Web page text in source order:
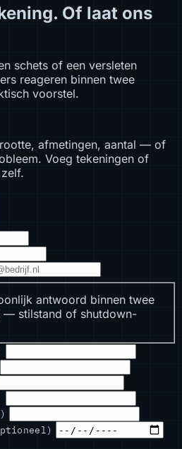
Of laat ons
schets of een versleten
reageren binnen twee
voorstel.
afmetingen, aantal — of
Voeg tekeningen of
antwoord binnen twee
— stilstand of shutdown-